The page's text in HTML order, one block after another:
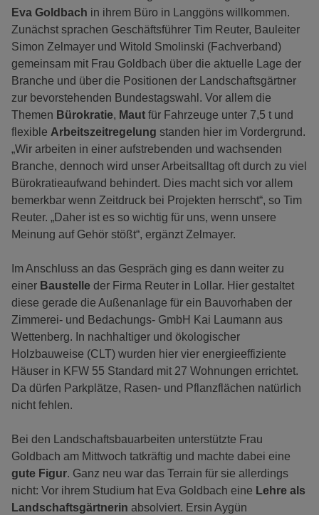
Eva Goldbach in ihrem Büro in Langgöns willkommen.
Zunächst sprachen Geschäftsführer Tim Reuter, Bauleiter
Simon Zelmayer und Witold Smolinski (Fachverband)
gemeinsam mit Frau Goldbach über die aktuelle Lage der
Branche und über die Positionen der Landschaftsgärtner
zur bevorstehenden Bundestagswahl. Vor allem die
Themen Bürokratie, Maut für Fahrzeuge unter 7,5 t und
flexible Arbeitszeitregelung standen hier im Vordergrund.
„Wir arbeiten in einer aufstrebenden und wachsenden
Branche, dennoch wird unser Arbeitsalltag oft durch zu viel
Bürokratieaufwand behindert. Dies macht sich vor allem
bemerkbar wenn Zeitdruck bei Projekten herrscht“, so Tim
Reuter. „Daher ist es so wichtig für uns, wenn unsere
Meinung auf Gehör stößt“, ergänzt Zelmayer.
Im Anschluss an das Gespräch ging es dann weiter zu
einer Baustelle der Firma Reuter in Lollar. Hier gestaltet
diese gerade die Außenanlage für ein Bauvorhaben der
Zimmerei- und Bedachungs- GmbH Kai Laumann aus
Wettenberg. In nachhaltiger und ökologischer
Holzbauweise (CLT) wurden hier vier energieeffiziente
Häuser in KFW 55 Standard mit 27 Wohnungen errichtet.
Da dürfen Parkplätze, Rasen- und Pflanzflächen natürlich
nicht fehlen.
Bei den Landschaftsbauarbeiten unterstützte Frau
Goldbach am Mittwoch tatkräftig und machte dabei eine
gute Figur. Ganz neu war das Terrain für sie allerdings
nicht: Vor ihrem Studium hat Eva Goldbach eine Lehre als
Landschaftsgärtnerin absolviert. Ersin Aygün